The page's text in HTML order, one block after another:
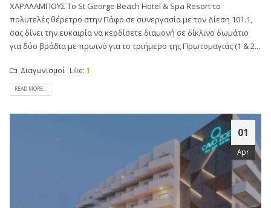
ΧΑΡΑΛΑΜΠΟΥΣ Το St George Beach Hotel & Spa Resort το
πολυτελές θέρετρο στην Πάφο σε συνεργασία με τον Δίεση 101.1,
σας δίνει την ευκαιρία να κερδίσετε διαμονή σε δίκλινο δωμάτιο
για δύο βράδια με πρωινό για το τριήμερο της Πρωτομαγιάς (1 & 2...
Διαγωνισμοί Like: 1
READ MORE...
01
Apr